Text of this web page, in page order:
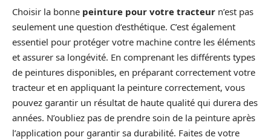
Choisir la bonne peinture pour votre tracteur n’est pas
seulement une question d’esthétique. C’est également
essentiel pour protéger votre machine contre les éléments
et assurer sa longévité. En comprenant les différents types
de peintures disponibles, en préparant correctement votre
tracteur et en appliquant la peinture correctement, vous
pouvez garantir un résultat de haute qualité qui durera des
années. N’oubliez pas de prendre soin de la peinture après
l’application pour garantir sa durabilité. Faites de votre